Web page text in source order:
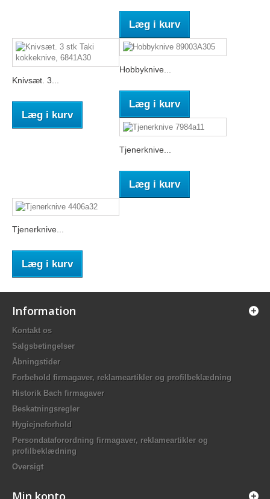
Læg i kurv
Knivsæt. 3...
Læg i kurv
Hobbyknive...
Læg i kurv
Tjenerknive...
Læg i kurv
Tjenerknive...
Læg i kurv
Information
Kontakt os
Salgsbetingelser
Åbningstider
Forbehold firmagaver, reklameartikler og profilbeklædning
Historik Bach firmagaver
Beskatningsregler
Hygiejneforhold
Persondataforordning firmagaver, reklameartikler og
profilbeklædning
Oversigt
Min konto